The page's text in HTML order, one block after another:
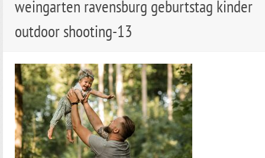
weingarten ravensburg geburtstag kinder
outdoor shooting-13